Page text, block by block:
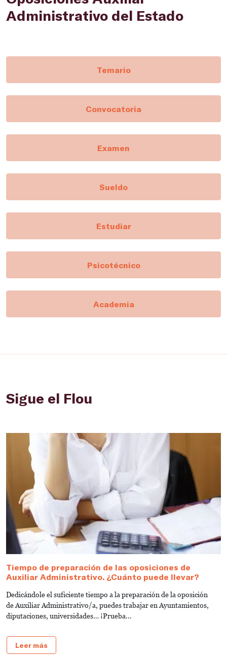
Administrativo del Estado
Temario
Convocatoria
Examen
Sueldo
Estudiar
Psicotécnico
Academia
Sigue el Flou
Tiempo de preparación de las oposiciones de
Auxiliar Administrativo. ¿Cuánto puede llevar?
Dedicándole el suficiente tiempo a la preparación de la oposición
de Auxiliar Administrativo/a, puedes trabajar en Ayuntamientos,
diputaciones, universidades… ¡Prueba...
Leer más